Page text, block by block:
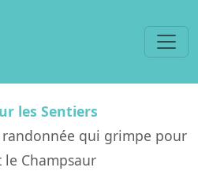
les Sentiers
randonnée qui grimpe pour
le Champsaur